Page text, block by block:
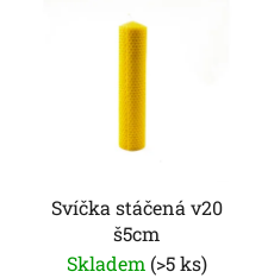
Svíčka stáčená v20
š5cm
Skladem (>5 ks)